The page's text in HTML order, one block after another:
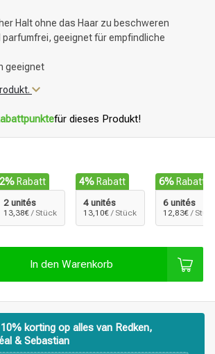
Halt ohne das Haar zu beschweren
parfumfrei, geeignet für empfindliche
geeignet
für dieses Produkt!
2% Rabatt
2 unités
13,38€ / Stück
4% Rabatt
4 unités
13,10€ / Stück
6% Rabatt
6 unités
12,83€ /
In den Warenkorb
10% korting op alles van Redken,
& Sebastian